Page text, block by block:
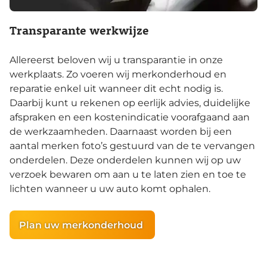
Transparante werkwijze
Allereerst beloven wij u transparantie in onze
werkplaats. Zo voeren wij merkonderhoud en
reparatie enkel uit wanneer dit echt nodig is.
Daarbij kunt u rekenen op eerlijk advies, duidelijke
afspraken en een kostenindicatie voorafgaand aan
de werkzaamheden. Daarnaast worden bij een
aantal merken foto’s gestuurd van de te vervangen
onderdelen. Deze onderdelen kunnen wij op uw
verzoek bewaren om aan u te laten zien en toe te
lichten wanneer u uw auto komt ophalen.
Plan uw merkonderhoud